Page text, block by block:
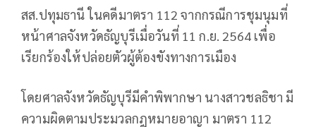
สส.ปทุมธานี ในคดีมาตรา 112 จากกรณีการชุมนุมที่
หน้าศาลจังหวัดธัญบุรีเมื่อวันที่ 11 ก.ย. 2564 เพื่อ
เรียกร้องให้ปล่อยตัวผู้ต้องขังทางการเมือง
โดยศาลจังหวัดธัญบุรีมีคำพิพากษา นางสาวชลธิชา มี
ความผิดตามประมวลกฎหมายอาญา มาตรา 112